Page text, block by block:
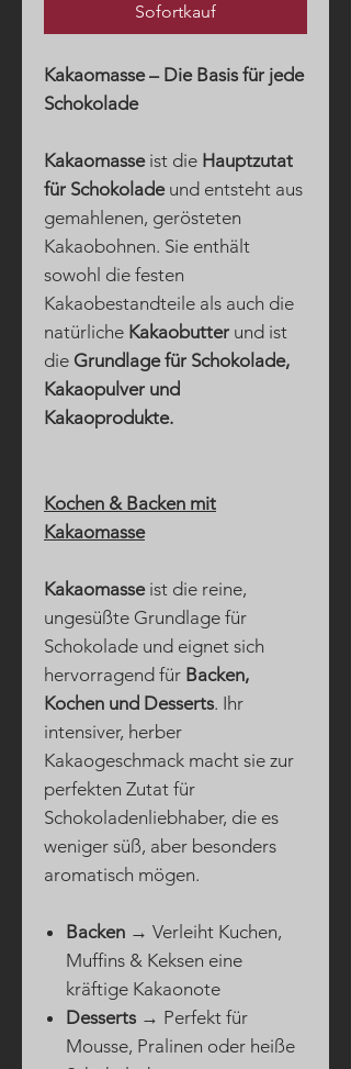
Sofortkauf
Kakaomasse – Die Basis für jede
Schokolade
Kakaomasseist die Hauptzutat
für Schokoladeund entsteht aus
gemahlenen, gerösteten
Kakaobohnen. Sie enthält
sowohl die festen
Kakaobestandteile als auch die
natürliche Kakaobutter und ist
die Grundlage für Schokolade,
Kakaopulver und
Kakaoprodukte.
Kochen & Backen mit
Kakaomasse
Kakaomasseist die reine,
ungesüßte Grundlage für
Schokolade und eignet sich
hervorragend für Backen,
Kochen und Desserts. Ihr
intensiver, herber
Kakaogeschmack macht sie zur
perfekten Zutat für
Schokoladenliebhaber, die es
weniger süß, aber besonders
aromatisch mögen.
Backen → Verleiht Kuchen,
Muffins & Keksen eine
kräftige Kakaonote
Desserts → Perfekt für
Mousse, Pralinen oder heiße